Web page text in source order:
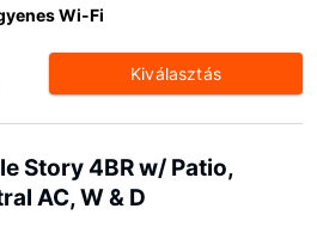
Wi-Fi
Kiválasztás
Story 4BR w/ Patio,
AC, W & D